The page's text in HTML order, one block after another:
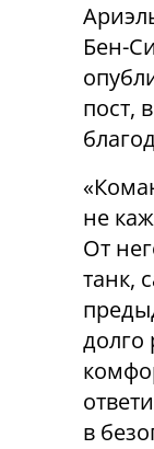
Бен-
пост,
не
От
танк,
долго
в